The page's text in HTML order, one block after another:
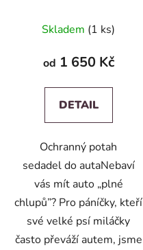
Skladem (1 ks)
od 1 650 Kč
DETAIL
Ochranný potah
sedadel do autaNebaví
vás mít auto „plné
chlupů”? Pro páníčky, kteří
své velké psí miláčky
často převáží autem, jsme